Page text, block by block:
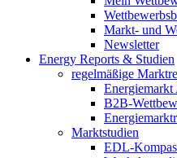
Markt- und
Newsletter
Energy Reports & Studien
regelmäßige
Energiemarkt
B2B-
Marktstudien
EDL-